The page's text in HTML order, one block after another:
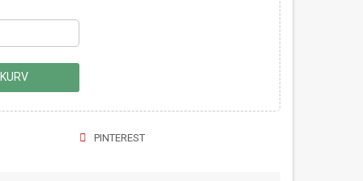
PINTEREST